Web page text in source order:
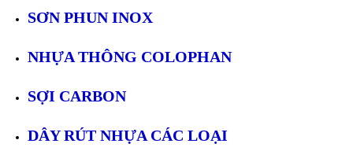
SƠN PHUN INOX
NHỰA THÔNG COLOPHAN
SỢI CARBON
DÂY RÚT NHỰA CÁC LOẠI